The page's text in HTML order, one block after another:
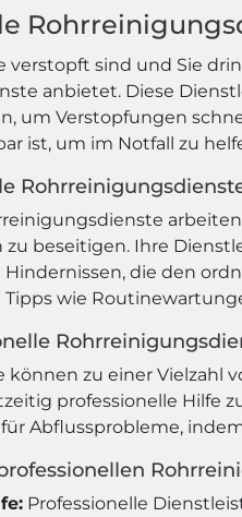
verstopft sind und Sie
anbietet. Diese
um Verstopfungen
ist, um im Notfall zu
zu beseitigen. Ihre
die den
Tipps wie
können zu einer Vielzahl
professionelle Hilfe
Abflussprobleme,
Professionelle